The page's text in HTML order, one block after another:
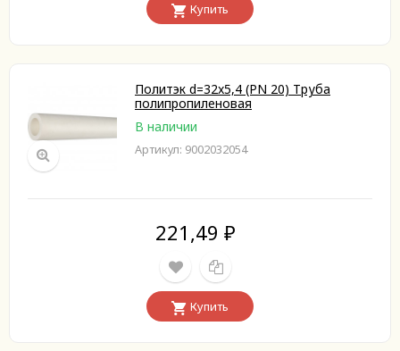
Купить
Политэк d=32x5,4 (PN 20) Труба
полипропиленовая
В наличии
Артикул: 9002032054
221,49 ₽
Купить